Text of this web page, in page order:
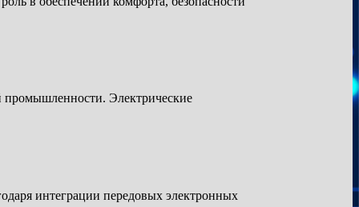
промышленности. Электрические
интеграции передовых электронных